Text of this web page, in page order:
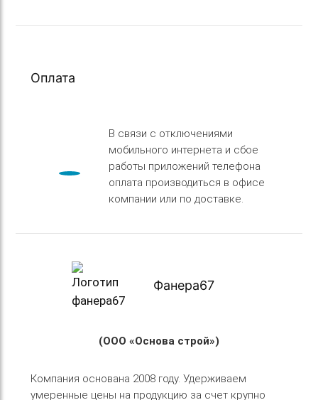
Оплата
В связи с отключениями
мобильного интернета и сбое
работы приложений телефона
оплата производиться в офисе
компании или по доставке.
Фанера67
(ООО «Основа строй»)
Компания основана 2008 году. Удерживаем
умеренные цены на продукцию за счет крупно